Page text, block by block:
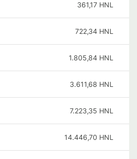
361,17 HNL
722,34 HNL
1.805,84 HNL
3.611,68 HNL
7.223,35 HNL
14.446,70 HNL